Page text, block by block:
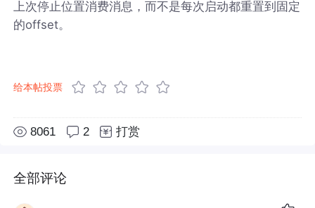
上次停止位置消费消息，而不是每次启动都重置到固定
的offset。
给本帖投票
8061 2 打赏
全部评论